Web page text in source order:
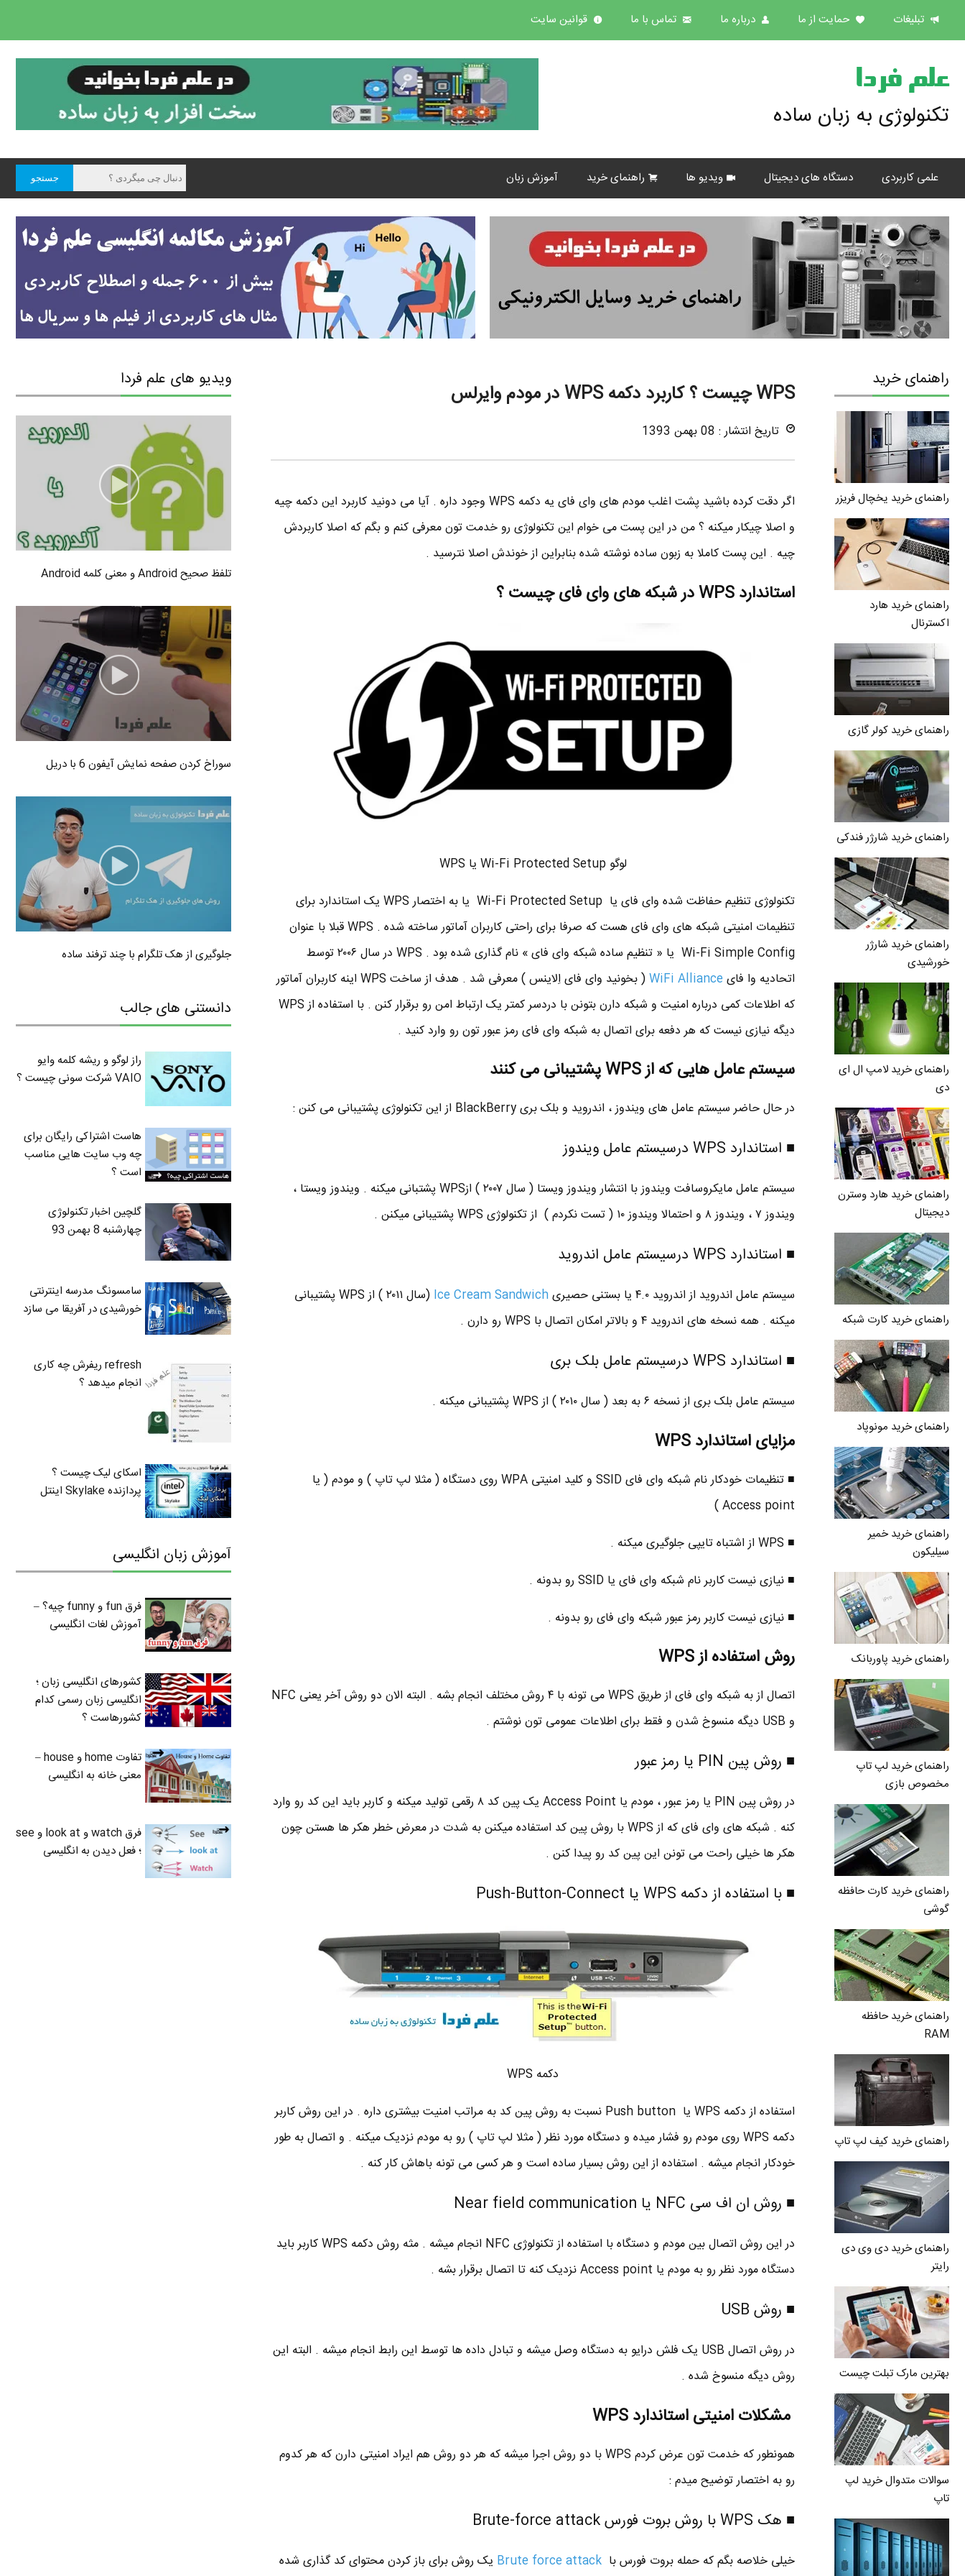
تبلیغات حمایت از ما درباره ما تماس با ما قوانین سایت
علم فردا
تکنولوژی به زبان ساده
علمی کاربردی دستگاه های دیجیتال ویدیو ها راهنمای خرید آموزش زبان
راهنمای خرید
راهنمای خرید یخچال فریزر
راهنمای خرید هارد
اکسترنال
راهنمای خرید کولر گازی
راهنمای خرید شارژر فندکی
راهنمای خرید شارژر
خورشیدی
راهنمای خرید لامپ ال ای
دی
راهنمای خرید هارد وسترن
دیجیتال
راهنمای خرید کارت شبکه
راهنمای خرید مونوپاد
راهنمای خرید خمیر
سیلیکون
راهنمای خرید پاوربانک
راهنمای خرید لپ تاپ
مخصوص بازی
راهنمای خرید کارت حافظه
گوشی
راهنمای خرید حافظه
RAM
راهنمای خرید کیف لپ تاپ
راهنمای خرید دی وی دی
رایتر
بهترین مارک تبلت چیست
سوالات متدوال خرید لپ
تاپ
WPS چیست ؟ کاربرد دکمه WPS در مودم وایرلس
تاریخ انتشار : 08 بهمن 1393
اگر دقت کرده باشید پشت اغلب مودم های وای فای یه دکمه WPS وجود داره . آیا می دونید کاربرد این دکمه چیه
و اصلا چیکار میکنه ؟ من در این پست می خوام این تکنولوژی رو خدمت تون معرفی کنم و بگم که اصلا کاربردش
چیه . این پست کاملا به زبون ساده نوشته شده بنابراین از خوندش اصلا نترسید .
استاندارد WPS در شبکه های وای فای چیست ؟
لوگو Wi-Fi Protected Setup یا WPS
تکنولوژی تنظیم حفاظت شده وای فای یا Wi-Fi Protected Setup یا به اختصار WPS یک استاندارد برای
تنظیمات امنیتی شبکه های وای فای هست که صرفا برای راحتی کاربران آماتور ساخته شده . WPS قبلا با عنوان
Wi-Fi Simple Config یا « تنظیم ساده شبکه وای فای » نام گذاری شده بود . WPS در سال ۲۰۰۶ توسط
اتحادیه وا فای WiFi Alliance
( بخونید وای فای اِلاینس ) معرفی شد . هدف از ساخت WPS اینه کاربران آماتور
که اطلاعات کمی درباره امنیت و شبکه دارن بتونن با دردسر کمتر یک ارتباط امن رو برقرار کنن . با استفاده از WPS
دیگه نیازی نیست که هر دفعه برای اتصال به شبکه وای فای رمز عبور تون رو وارد کنید .
سیستم عامل هایی که از WPS پشتیبانی می کنند
در حال حاضر سیستم عامل های ویندوز ، اندروید و بلک بری BlackBerry از این تکنولوژی پشتیبانی می کنن :
■ استاندارد WPS درسیستم عامل ویندوز
سیستم عامل مایکروسافت ویندوز با انتشار ویندوز ویستا ( سال ۲۰۰۷ ) ازWPS پشتبانی میکنه . ویندوز ویستا ،
ویندوز ۷ ، ویندوز ۸ و احتمالا ویندوز ۱۰ ( تست نکردم ) از تکنولوژی WPS پشتیبانی میکنن .
■ استاندارد WPS درسیستم عامل اندروید
سیستم عامل اندروید از اندروید ۴.۰ یا بستنی حصیری Ice Cream Sandwich
(سال ۲۰۱۱ ) از WPS پشتیبانی
میکنه . همه نسخه های اندروید ۴ و بالاتر امکان اتصال با WPS رو دارن .
■ استاندارد WPS درسیستم عامل بلک بری
سیستم عامل بلک بری از نسخه ۶ به بعد ( سال ۲۰۱۰ ) از WPS پشتیبانی میکنه .
مزایای استاندارد WPS
■ تنظیمات خودکار نام شبکه وای فای SSID و کلید امنیتی WPA روی دستگاه ( مثلا لپ تاپ ) و مودم ( یا
Access point )
■ WPS از اشتباه تایپی جلوگیری میکنه .
■ نیازی نیست کاربر نام شبکه وای فای یا SSID رو بدونه .
■ نیازی نیست کاربر رمز عبور شبکه وای فای رو بدونه .
روش استفاده از WPS
اتصال از به شبکه وای فای از طریق WPS می تونه با ۴ روش مختلف انجام بشه . البته الان دو روش آخر یعنی NFC
و USB دیگه منسوخ شدن و فقط برای اطلاعات عمومی تون نوشتم .
■ روش پین PIN یا رمز عبور
در روش پین PIN یا رمز عبور ، مودم یا Access Point یک پین کد ۸ رقمی تولید میکنه و کاربر باید این کد رو وارد
کنه . شبکه های وای فای که از WPS با روش پین کد استفاده میکنن به شدت در معرض خطر هکر ها هستن چون
هکر ها خیلی راحت می تونن این پین کد رو پیدا کنن .
■ با استفاده از دکمه WPS یا Push-Button-Connect
دکمه WPS
استفاده از دکمه WPS یا Push button نسبت به روش پین کد به مراتب امنیت بیشتری داره . در این روش کاربر
دکمه WPS روی مودم رو فشار میده و دستگاه مورد نظر ( مثلا لپ تاپ ) رو به مودم نزدیک میکنه . و اتصال به طور
خودکار انجام میشه . استفاده از این روش بسیار ساده است و هر کسی می تونه باهاش کار کنه .
■ روش ان اف سی NFC یا Near field communication
در این روش اتصال بین مودم و دستگاه با استفاده از تکنولوژی NFC انجام میشه . مثه روش دکمه WPS کاربر باید
دستگاه مورد نظر رو به مودم یا Access point نزدیک کنه تا اتصال برقرار بشه .
■ روش USB
در روش اتصال USB یک فلش درایو به دستگاه وصل میشه و تبادل داده ها توسط این رابط انجام میشه . البته این
روش دیگه منسوخ شده .
مشکلات امنیتی استاندارد WPS
همونطور که خدمت تون عرض کردم WPS با دو روش اجرا میشه که هر دو روش هم ایراد امنیتی دارن که هر کدوم
رو به اختصار توضیح میدم :
■ هک WPS با روش بروت فورس Brute-force attack
خیلی خلاصه بگم که حمله بروت فورس با Brute force attack یک روش برای باز کردن محتوای کد گذاری شده
ویدیو های علم فردا
تلفظ صحیح Android و معنی کلمه Android
سوراخ کردن صفحه نمایش آیفون 6 با دریل
جلوگیری از هک تلگرام با چند ترفند ساده
دانستنی های جالب
راز لوگو و ریشه کلمه وایو
VAIO شرکت سونی چیست ؟
هاست اشتراکی رایگان برای
چه وب سایت هایی مناسب
است ؟
گلچین اخبار تکنولوژی
چهارشنبه 8 بهمن 93
سامسونگ مدرسه اینترنتی
خورشیدی در آفریقا می سازد
refresh ریفرش چه کاری
انجام میدهد ؟
اسکای لیک چیست ؟
پردازنده Skylake اینتل
آموزش زبان انگلیسی
فرق fun و funny چیه؟ –
آموزش لغات انگلیسی
کشورهای انگلیسی زبان ؛
انگلیسی زبان رسمی کدام
کشورهاست ؟
تفاوت home و house –
معنی خانه به انگلیسی
فرق watch و look at و see
؛ فعل دیدن به انگلیسی